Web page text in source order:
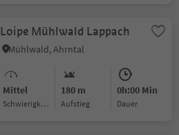
Loipe Mühlwald Lappach
Mühlwald, Ahrntal
Mittel
Schwierigkeitsgrad
180 m
Aufstieg
0h:00 Min
Dauer